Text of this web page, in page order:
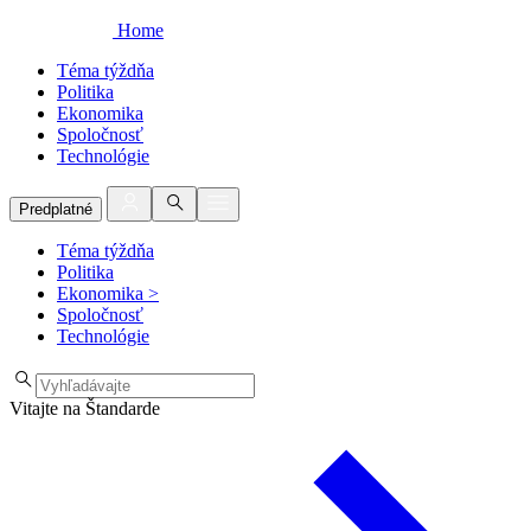
Home
Téma týždňa
Politika
Ekonomika
Spoločnosť
Technológie
Predplatné
Téma týždňa
Politika
Ekonomika >
Spoločnosť
Technológie
Vitajte na Štandarde